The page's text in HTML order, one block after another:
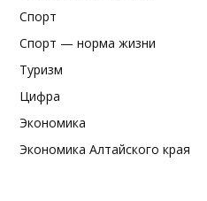
Спорт
Спорт — норма жизни
Туризм
Цифра
Экономика
Экономика Алтайского края